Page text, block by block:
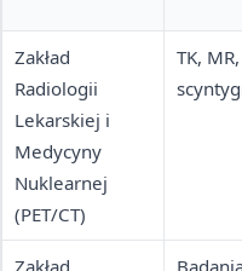
Zakład
Radiologii
Lekarskiej i
Medycyny
Nuklearnej
(PET/CT)
TK,